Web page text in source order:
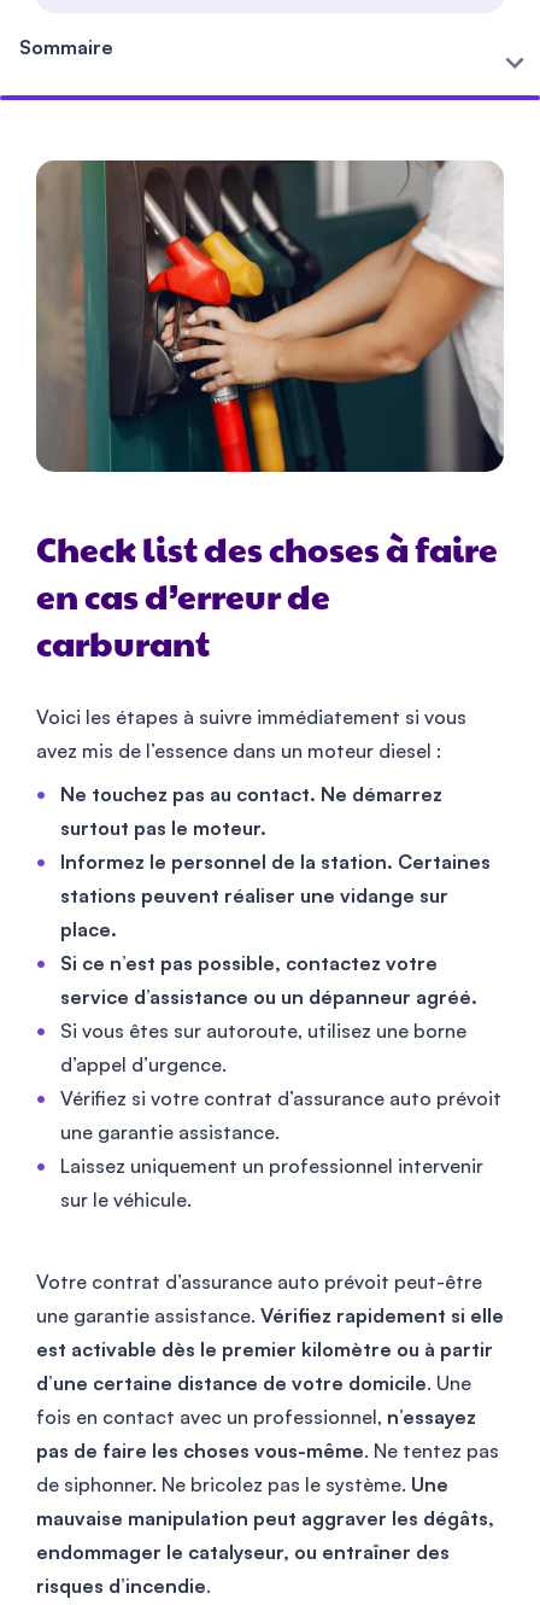
Sommaire
Check list des choses à faire
en cas d’erreur de
carburant
Voici les étapes à suivre immédiatement si vous
avez mis de l’essence dans un moteur diesel :
Ne touchez pas au contact. Ne démarrez
surtout pas le moteur.
Informez le personnel de la station. Certaines
stations peuvent réaliser une vidange sur
place.
Si ce n’est pas possible, contactez votre
service d’assistance ou un dépanneur agréé.
Si vous êtes sur autoroute, utilisez une borne
d’appel d’urgence.
Vérifiez si votre contrat d’assurance auto prévoit
une garantie assistance.
Laissez uniquement un professionnel intervenir
sur le véhicule.
Votre contrat d’assurance auto prévoit peut-être
une garantie assistance. Vérifiez rapidement si elle
est activable dès le premier kilomètre ou à partir
d’une certaine distance de votre domicile. Une
fois en contact avec un professionnel, n’essayez
pas de faire les choses vous-même. Ne tentez pas
de siphonner. Ne bricolez pas le système. Une
mauvaise manipulation peut aggraver les dégâts,
endommager le catalyseur, ou entraîner des
risques d’incendie.